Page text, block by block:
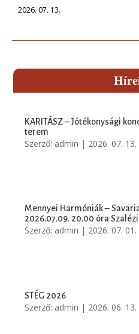
2026. 07. 13.
KARITÁSZ – Jótékonysági
terem
Szerző: admin | 2026. 07. 13.
Mennyei Harmóniák –
2026.07.09. 20.00 óra
Szerző: admin | 2026. 07. 01.
STÉG 2026
Szerző: admin | 2026. 06.